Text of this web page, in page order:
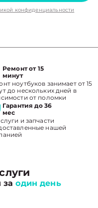
конфиденциальности
Ремонт от 15
минут
ноутбуков занимает от 15
до нескольких дней в
от поломки
Гарантия до 36
мес
и запчасти
нашей
заодин день